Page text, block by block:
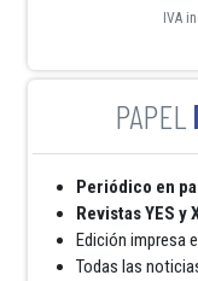
IVA
Periódico en
Revistas YES y
Edición impresa
Todas las